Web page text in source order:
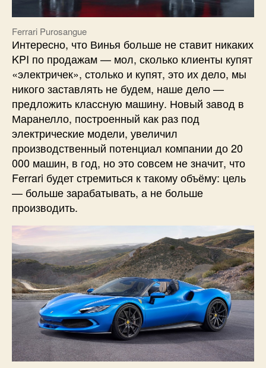
Ferrari Purosangue
Интересно, что Винья больше не ставит никаких
KPI по продажам — мол, сколько клиенты купят
«электричек», столько и купят, это их дело, мы
никого заставлять не будем, наше дело —
предложить классную машину. Новый завод в
Маранелло, построенный как раз под
электрические модели, увеличил
производственный потенциал компании до 20
000 машин, в год, но это совсем не значит, что
Ferrari будет стремиться к такому объёму: цель
— больше зарабатывать, а не больше
производить.